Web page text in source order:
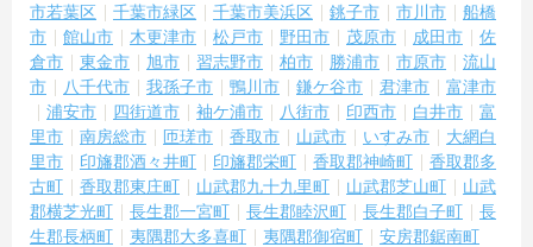
市若葉区
千葉市緑区 千葉市美浜区 銚子市 市川市
船橋
市
館山市 木更津市 松戸市 野田市 茂原市 成田市
佐
倉市
東金市 旭市 習志野市 柏市 勝浦市 市原市
流山
市
八千代市 我孫子市 鴨川市 鎌ケ谷市 君津市
富津市
浦安市
四街道市 袖ケ浦市 八街市 印西市 白井市
富
里市
南房総市 匝瑳市 香取市 山武市 いすみ市
大網白
里市
印旛郡酒々井町 印旛郡栄町 香取郡神崎町
香取郡多
古町
香取郡東庄町 山武郡九十九里町 山武郡芝山町
山武
郡横芝光町
長生郡一宮町 長生郡睦沢町 長生郡白子町
長
生郡長柄町
夷隅郡大多喜町 夷隅郡御宿町 安房郡鋸南町